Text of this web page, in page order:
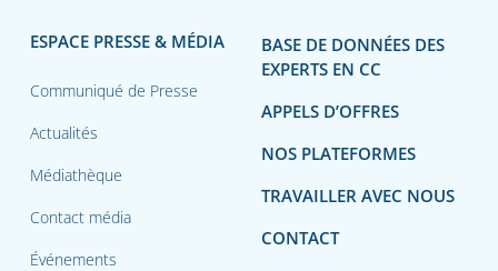
ESPACE PRESSE & MÉDIA
Communiqué de Presse
Actualités
Médiathèque
Contact média
Événements
BASE DE DONNÉES DES
EXPERTS EN CC
APPELS D’OFFRES
NOS PLATEFORMES
TRAVAILLER AVEC NOUS
CONTACT